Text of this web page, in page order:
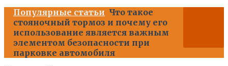
Популярные статьи Что такое
стояночный тормоз и почему его
использование является важным
элементом безопасности при
парковке автомобиля